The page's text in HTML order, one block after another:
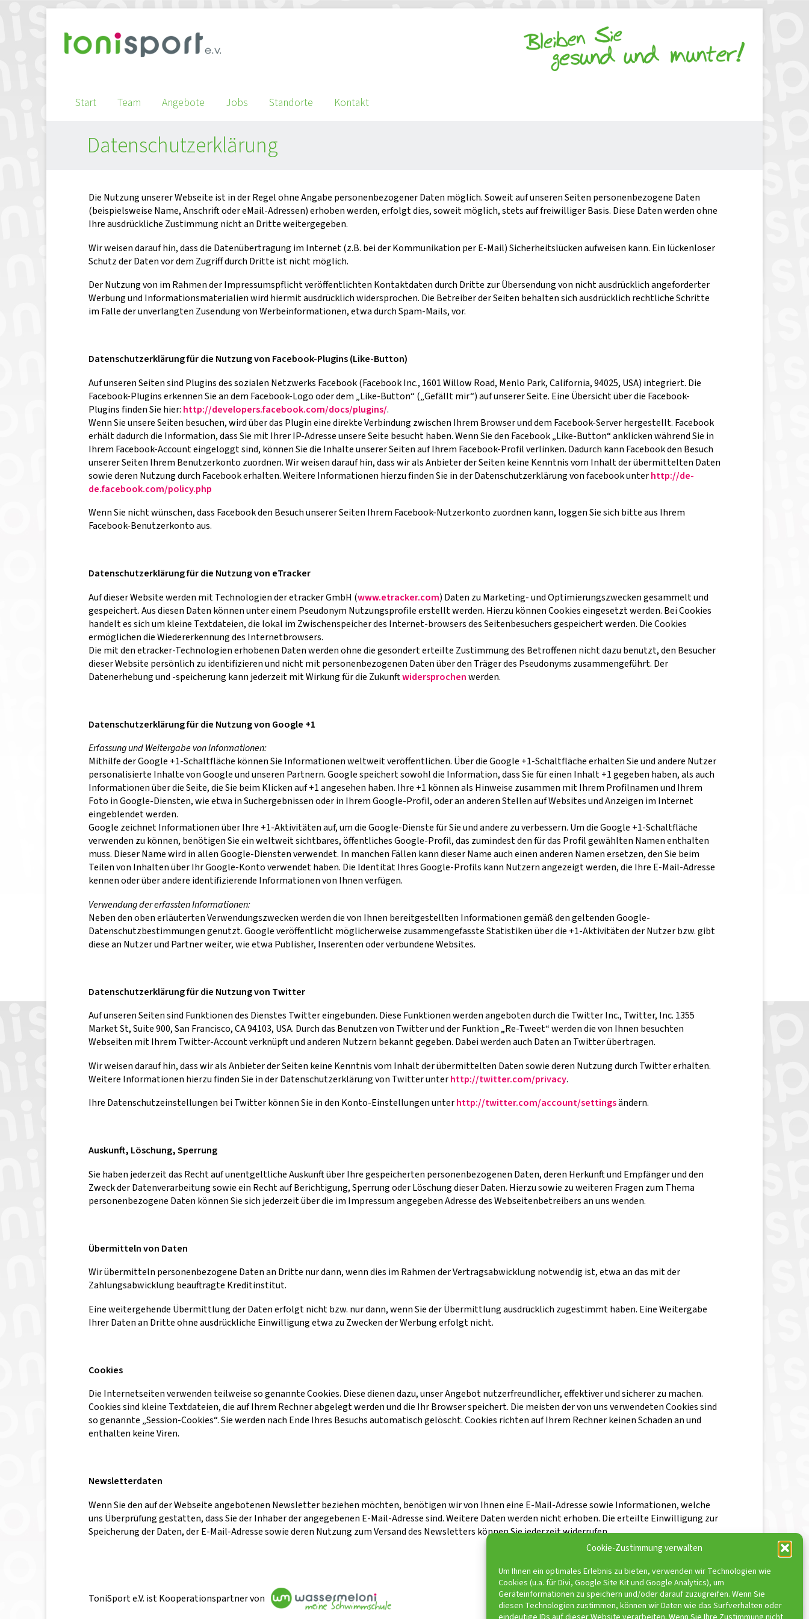
Cookie-Zustimmung verwalten
Um Ihnen ein optimales Erlebnis zu bieten, verwenden wir Technologien wie
Cookies (u.a. für Divi, Google Site Kit und Google Analytics), um
Geräteinformationen zu speichern und/oder darauf zuzugreifen. Wenn Sie
diesen Technologien zustimmen, können wir Daten wie das Surfverhalten oder
Start Team Angebote Jobs Standorte Kontakt
Datenschutzerklärung
Die Nutzung unserer Webseite ist in der Regel ohne Angabe personenbezogener Daten möglich. Soweit auf unseren Seiten personenbezogene Daten
(beispielsweise Name, Anschrift oder eMail-Adressen) erhoben werden, erfolgt dies, soweit möglich, stets auf freiwilliger Basis. Diese Daten werden ohne
Ihre ausdrückliche Zustimmung nicht an Dritte weitergegeben.
Wir weisen darauf hin, dass die Datenübertragung im Internet (z.B. bei der Kommunikation per E-Mail) Sicherheitslücken aufweisen kann. Ein lückenloser
Schutz der Daten vor dem Zugriff durch Dritte ist nicht möglich.
Der Nutzung von im Rahmen der Impressumspflicht veröffentlichten Kontaktdaten durch Dritte zur Übersendung von nicht ausdrücklich angeforderter
Werbung und Informationsmaterialien wird hiermit ausdrücklich widersprochen. Die Betreiber der Seiten behalten sich ausdrücklich rechtliche Schritte
im Falle der unverlangten Zusendung von Werbeinformationen, etwa durch Spam-Mails, vor.
Datenschutzerklärung für die Nutzung von Facebook-Plugins (Like-Button)
Auf unseren Seiten sind Plugins des sozialen Netzwerks Facebook (Facebook Inc., 1601 Willow Road, Menlo Park, California, 94025, USA) integriert. Die
Facebook-Plugins erkennen Sie an dem Facebook-Logo oder dem „Like-Button“ („Gefällt mir“) auf unserer Seite. Eine Übersicht über die Facebook-
Plugins finden Sie hier: http://developers.facebook.com/docs/plugins/.
Wenn Sie unsere Seiten besuchen, wird über das Plugin eine direkte Verbindung zwischen Ihrem Browser und dem Facebook-Server hergestellt. Facebook
erhält dadurch die Information, dass Sie mit Ihrer IP-Adresse unsere Seite besucht haben. Wenn Sie den Facebook „Like-Button“ anklicken während Sie in
Ihrem Facebook-Account eingeloggt sind, können Sie die Inhalte unserer Seiten auf Ihrem Facebook-Profil verlinken. Dadurch kann Facebook den Besuch
unserer Seiten Ihrem Benutzerkonto zuordnen. Wir weisen darauf hin, dass wir als Anbieter der Seiten keine Kenntnis vom Inhalt der übermittelten Daten
sowie deren Nutzung durch Facebook erhalten. Weitere Informationen hierzu finden Sie in der Datenschutzerklärung von facebook unterhttp://de-
de.facebook.com/policy.php
Wenn Sie nicht wünschen, dass Facebook den Besuch unserer Seiten Ihrem Facebook-Nutzerkonto zuordnen kann, loggen Sie sich bitte aus Ihrem
Facebook-Benutzerkonto aus.
Datenschutzerklärung für die Nutzung von eTracker
Auf dieser Website werden mit Technologien der etracker GmbH (www.etracker.com) Daten zu Marketing- und Optimierungszwecken gesammelt und
gespeichert. Aus diesen Daten können unter einem Pseudonym Nutzungsprofile erstellt werden. Hierzu können Cookies eingesetzt werden. Bei Cookies
handelt es sich um kleine Textdateien, die lokal im Zwischenspeicher des Internet-browsers des Seitenbesuchers gespeichert werden. Die Cookies
ermöglichen die Wiedererkennung des Internetbrowsers.
Die mit den etracker-Technologien erhobenen Daten werden ohne die gesondert erteilte Zustimmung des Betroffenen nicht dazu benutzt, den Besucher
dieser Website persönlich zu identifizieren und nicht mit personenbezogenen Daten über den Träger des Pseudonyms zusammengeführt. Der
Datenerhebung und -speicherung kann jederzeit mit Wirkung für die Zukunftwidersprochenwerden.
Datenschutzerklärung für die Nutzung von Google +1
Erfassung und Weitergabe von Informationen:
Mithilfe der Google +1-Schaltfläche können Sie Informationen weltweit veröffentlichen. Über die Google +1-Schaltfläche erhalten Sie und andere Nutzer
personalisierte Inhalte von Google und unseren Partnern. Google speichert sowohl die Information, dass Sie für einen Inhalt +1 gegeben haben, als auch
Informationen über die Seite, die Sie beim Klicken auf +1 angesehen haben. Ihre +1 können als Hinweise zusammen mit Ihrem Profilnamen und Ihrem
Foto in Google-Diensten, wie etwa in Suchergebnissen oder in Ihrem Google-Profil, oder an anderen Stellen auf Websites und Anzeigen im Internet
eingeblendet werden.
Google zeichnet Informationen über Ihre +1-Aktivitäten auf, um die Google-Dienste für Sie und andere zu verbessern. Um die Google +1-Schaltfläche
verwenden zu können, benötigen Sie ein weltweit sichtbares, öffentliches Google-Profil, das zumindest den für das Profil gewählten Namen enthalten
muss. Dieser Name wird in allen Google-Diensten verwendet. In manchen Fällen kann dieser Name auch einen anderen Namen ersetzen, den Sie beim
Teilen von Inhalten über Ihr Google-Konto verwendet haben. Die Identität Ihres Google-Profils kann Nutzern angezeigt werden, die Ihre E-Mail-Adresse
kennen oder über andere identifizierende Informationen von Ihnen verfügen.
Verwendung der erfassten Informationen:
Neben den oben erläuterten Verwendungszwecken werden die von Ihnen bereitgestellten Informationen gemäß den geltenden Google-
Datenschutzbestimmungen genutzt. Google veröffentlicht möglicherweise zusammengefasste Statistiken über die +1-Aktivitäten der Nutzer bzw. gibt
diese an Nutzer und Partner weiter, wie etwa Publisher, Inserenten oder verbundene Websites.
Datenschutzerklärung für die Nutzung von Twitter
Auf unseren Seiten sind Funktionen des Dienstes Twitter eingebunden. Diese Funktionen werden angeboten durch die Twitter Inc., Twitter, Inc. 1355
Market St, Suite 900, San Francisco, CA 94103, USA. Durch das Benutzen von Twitter und der Funktion „Re-Tweet“ werden die von Ihnen besuchten
Webseiten mit Ihrem Twitter-Account verknüpft und anderen Nutzern bekannt gegeben. Dabei werden auch Daten an Twitter übertragen.
Wir weisen darauf hin, dass wir als Anbieter der Seiten keine Kenntnis vom Inhalt der übermittelten Daten sowie deren Nutzung durch Twitter erhalten.
Weitere Informationen hierzu finden Sie in der Datenschutzerklärung von Twitter unterhttp://twitter.com/privacy.
Ihre Datenschutzeinstellungen bei Twitter können Sie in den Konto-Einstellungen unterhttp://twitter.com/account/settingsändern.
Auskunft, Löschung, Sperrung
Sie haben jederzeit das Recht auf unentgeltliche Auskunft über Ihre gespeicherten personenbezogenen Daten, deren Herkunft und Empfänger und den
Zweck der Datenverarbeitung sowie ein Recht auf Berichtigung, Sperrung oder Löschung dieser Daten. Hierzu sowie zu weiteren Fragen zum Thema
personenbezogene Daten können Sie sich jederzeit über die im Impressum angegeben Adresse des Webseitenbetreibers an uns wenden.
Übermitteln von Daten
Wir übermitteln personenbezogene Daten an Dritte nur dann, wenn dies im Rahmen der Vertragsabwicklung notwendig ist, etwa an das mit der
Zahlungsabwicklung beauftragte Kreditinstitut.
Eine weitergehende Übermittlung der Daten erfolgt nicht bzw. nur dann, wenn Sie der Übermittlung ausdrücklich zugestimmt haben. Eine Weitergabe
Ihrer Daten an Dritte ohne ausdrückliche Einwilligung etwa zu Zwecken der Werbung erfolgt nicht.
Cookies
Die Internetseiten verwenden teilweise so genannte Cookies. Diese dienen dazu, unser Angebot nutzerfreundlicher, effektiver und sicherer zu machen.
Cookies sind kleine Textdateien, die auf Ihrem Rechner abgelegt werden und die Ihr Browser speichert. Die meisten der von uns verwendeten Cookies sind
so genannte „Session-Cookies“. Sie werden nach Ende Ihres Besuchs automatisch gelöscht. Cookies richten auf Ihrem Rechner keinen Schaden an und
enthalten keine Viren.
Newsletterdaten
Wenn Sie den auf der Webseite angebotenen Newsletter beziehen möchten, benötigen wir von Ihnen eine E-Mail-Adresse sowie Informationen, welche
uns Überprüfung gestatten, dass Sie der Inhaber der angegebenen E-Mail-Adresse sind. Weitere Daten werden nicht erhoben. Die erteilte Einwilligung zur
Speicherung der Daten, der E-Mail-Adresse sowie deren Nutzung zum Versand des Newsletters können Sie jederzeit widerrufen.
ToniSport e.V. ist Kooperationspartner von